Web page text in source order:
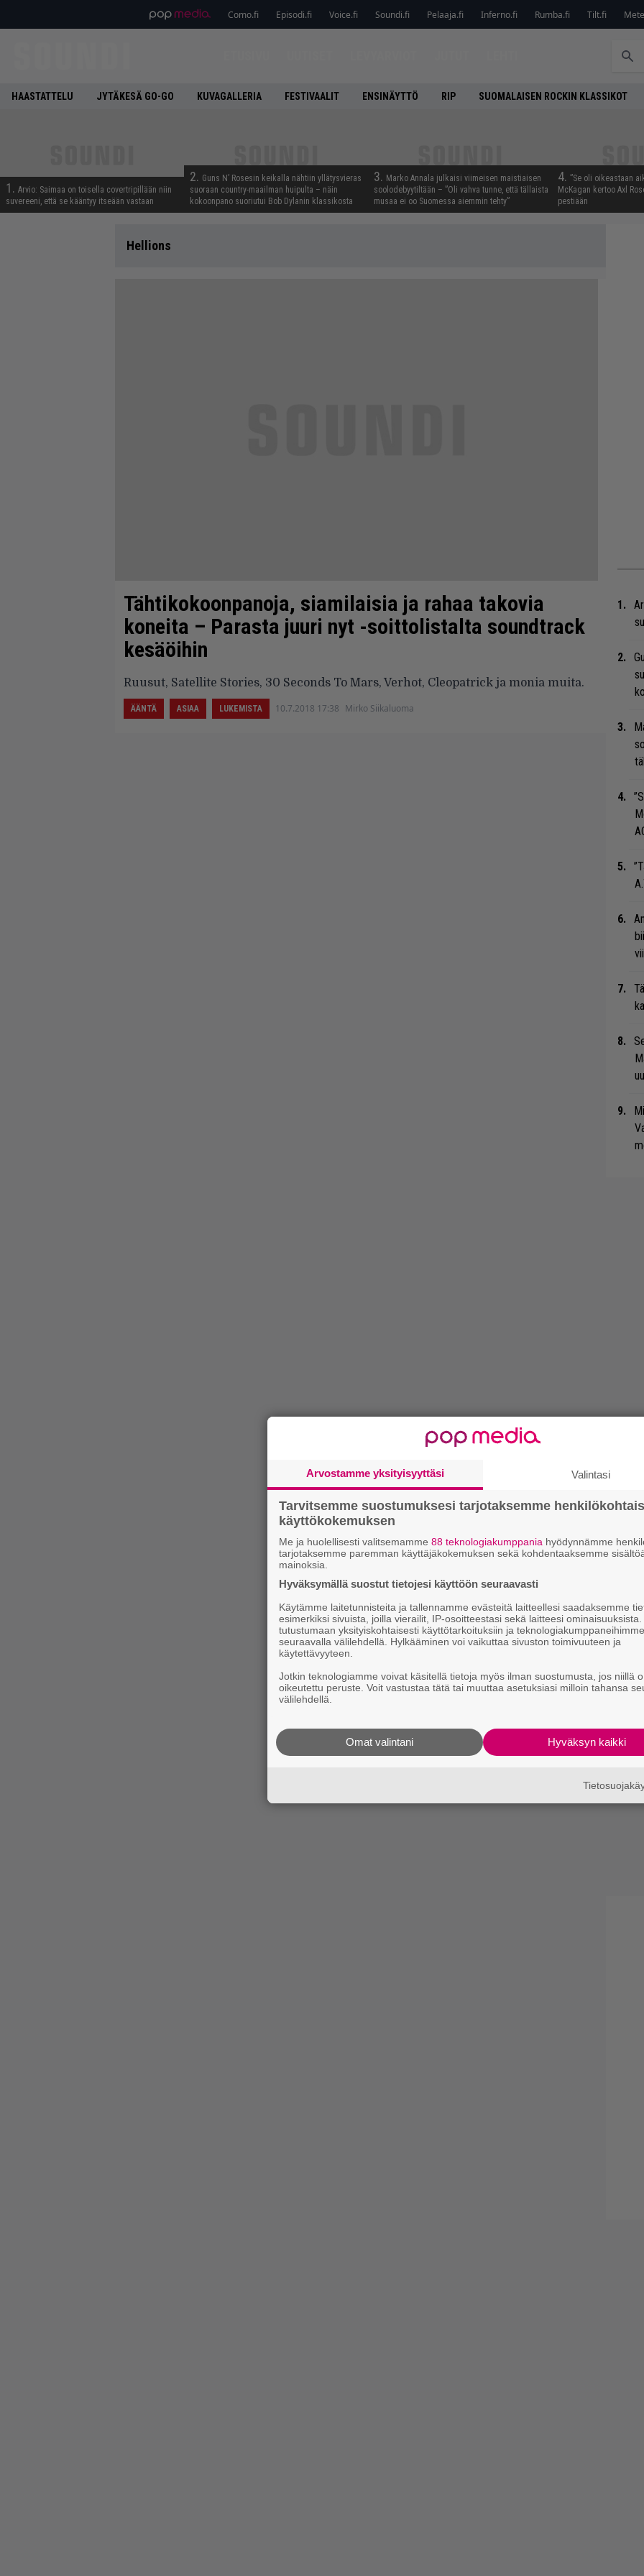
Como.fi Episodi.fi Voice.fi Soundi.fi Pelaaja.fi Inferno.fi Rumba.fi Tilt.fi
HAASTATTELU JYTÄKESÄ GO-GO KUVAGALLERIA FESTIVAALIT ENSINÄYTTÖ RIP SUOMALAISEN ROCKIN KLASSIKOT
1. Arvio: Saimaa on toisella covertripillään niin
suvereeni, että se kääntyy itseään vastaan
2. Guns N’ Rosesin keikalla nähtiin yllätysvieras
suoraan country-maailman huipulta – näin
kokoonpano suoriutui Bob Dylanin klassikosta
3. Marko Annala julkaisi viimeisen maistiaisen
soolodebyytiltään – ”Oli vahva tunne, että tällaista
musaa ei oo Suomessa aiemmin tehty”
4. ”Se oli oikeastaan
McKagan kertoo Axl
pestiään
Hellions
Tähtikokoonpanoja, siamilaisia ja rahaa takovia
koneita – Parasta juuri nyt -soittolistalta soundtrack
kesäöihin
Ruusut, Satellite Stories, 30 Seconds To Mars, Verhot, Cleopatrick ja monia muita.
ÄÄNTÄ ASIAA LUKEMISTA 10.7.2018 17:38 Mirko Siikaluoma
Arvostamme yksityisyyttäsi Valintasi
Tarvitsemme suostumuksesi tarjotaksemme
käyttökokemuksen
Me ja huolellisesti valitsemamme 88 teknologiakumppania hyödynnämme
tarjotaksemme paremman käyttäjäkokemuksen sekä kohdentaaksemme
mainoksia.
Hyväksymällä suostut tietojesi käyttöön seuraavasti
Käytämme laitetunnisteita ja tallennamme evästeitä laitteellesi saadaksemme
esimerkiksi sivuista, joilla vierailit, IP-osoitteestasi sekä laitteesi
tutustumaan yksityiskohtaisesti käyttötarkoituksiin ja teknologiakumppaneihimme
seuraavalla välilehdellä. Hylkääminen voi vaikuttaa sivuston toimivuuteen ja
käytettävyyteen.
Jotkin teknologiamme voivat käsitellä tietoja myös ilman suostumusta, jos niillä
oikeutettu peruste. Voit vastustaa tätä tai muuttaa asetuksiasi milloin tahansa
välilehdellä.
Hyväksyn kaikki
Omat valintani